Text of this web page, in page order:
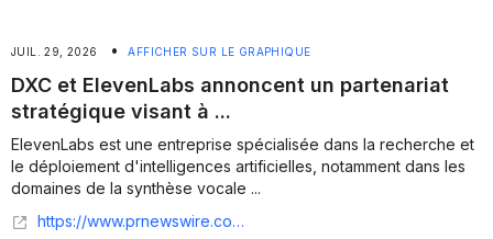
JUIL. 29, 2026 • AFFICHER SUR LE GRAPHIQUE
DXC et ElevenLabs annoncent un partenariat
stratégique visant à ...
ElevenLabs est une entreprise spécialisée dans la recherche et
le déploiement d'intelligences artificielles, notamment dans les
domaines de la synthèse vocale ...
https://www.prnewswire.com/news-releases/dxc-et-elevenlabs-annoncent-un-partenariat-strategique-visant-a-deployer-lia-dentreprise-et-linnovation-vocale-302836497.html